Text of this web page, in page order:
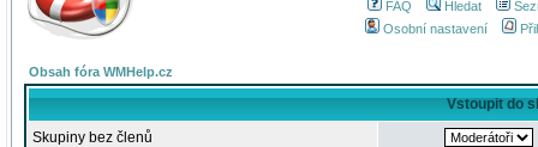
FAQ Hledat
Osobní nastavení
Obsah fóra WMHelp.cz
Vstoupit do
Skupiny bez členů